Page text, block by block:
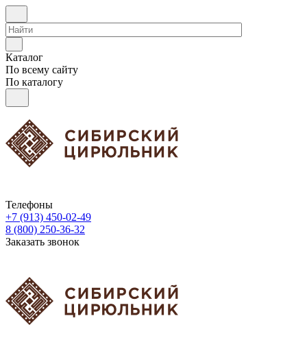
Каталог
По всему сайту
По каталогу
Телефоны
+7 (913) 450-02-49
8 (800) 250-36-32
Заказать звонок